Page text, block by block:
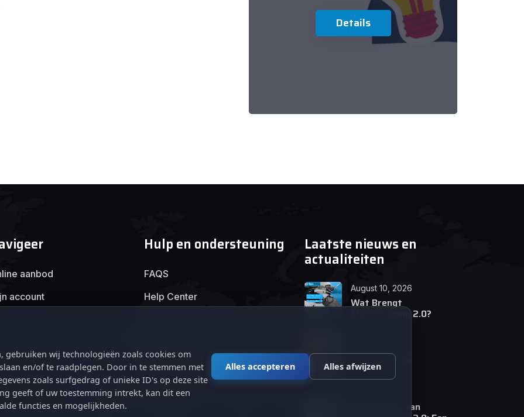
Details
aanbod
account
Hulp en ondersteuning
FAQS
Help Center
Privacybeleid
Laatste nieuws en
actualiteiten
August 10, 2026
Wat Brengt
Markttrading 2.0?
Tips en Tricks
De opkomst van
gebruiken wij technologieën zoals cookies om
en/of te raadplegen. Door in te stemmen met
zoals surfgedrag of unieke ID's op deze site
geeft of uw toestemming intrekt, kan dit een
functies en mogelijkheden.
Alles accepteren Alles afwijzen